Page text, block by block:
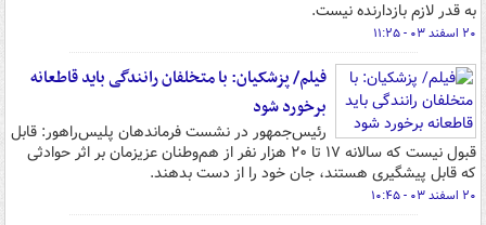
به قدر لازم بازدارنده نیست.
۲۰ اسفند ۰۳ - ۱۱:۲۵
فیلم/ پزشکیان: با متخلفان رانندگی باید قاطعانه
برخورد شود
رئیس‌جمهور در نشست فرماندهان پلیس‌راهور: قابل
قبول نیست که سالانه ۱۷ تا ۲۰ هزار نفر از هم‌وطنان عزیزمان بر اثر حوادثی
که قابل پیشگیری هستند، جان خود را از دست بدهند.
۲۰ اسفند ۰۳ - ۱۰:۴۵